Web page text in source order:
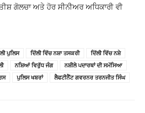
ਗੋਲਚਾ ਅਤੇ ਹੋਰ ਸੀਨੀਅਰ ਅਧਿਕਾਰੀ ਵੀ
ਪੁਲਿਸ ਦਿੱਲੀ ਵਿੱਚ ਨਸ਼ਾ ਤਸਕਰੀ
ਦਿੱਲੀ ਵਿੱਚ ਨਸ਼ੇ
ਨਸ਼ਿਆਂ ਵਿਰੁੱਧ ਜੰਗ
ਨਸ਼ੀਲੇ ਪਦਾਰਥਾਂ ਦੀ ਸਮੱਸਿਆ
ਪੁਲਿਸ ਖਬਰਾਂ ਲੈਫਟੀਨੈਂਟ ਗਵਰਨਰ ਤਰਨਜੀਤ ਸਿੰਘ